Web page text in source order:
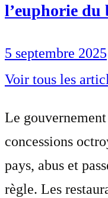
l’euphorie du
5 septembre 2025
Voir tous les
Le
concessions
pays, abus et
règle. Les